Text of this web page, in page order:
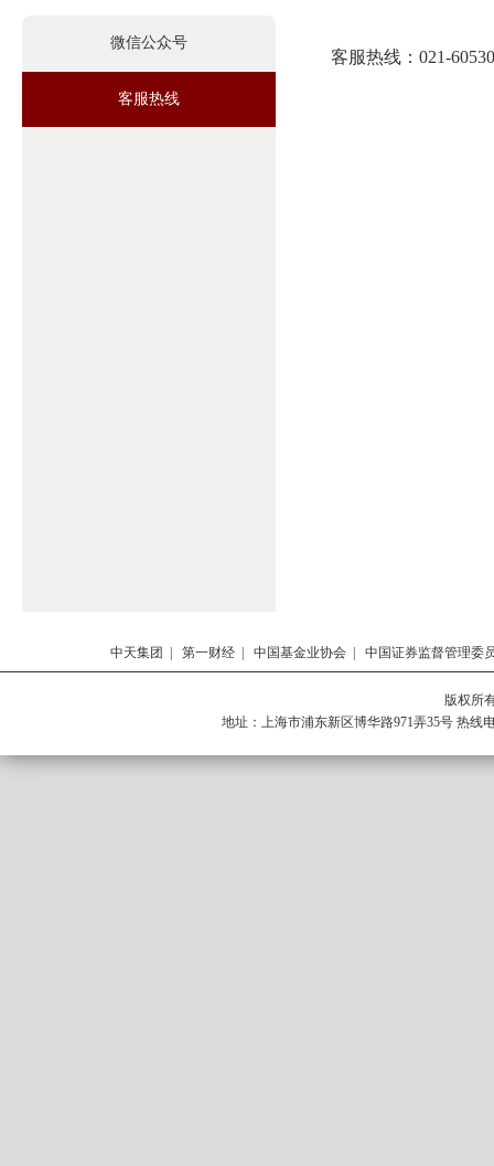
微信公众号
客服热线
客服热线：021-
中天集团 第一财经 中国基金业协会 中国证券监督管理委
版权所
地址：上海市浦东新区博华路971弄35号 热线